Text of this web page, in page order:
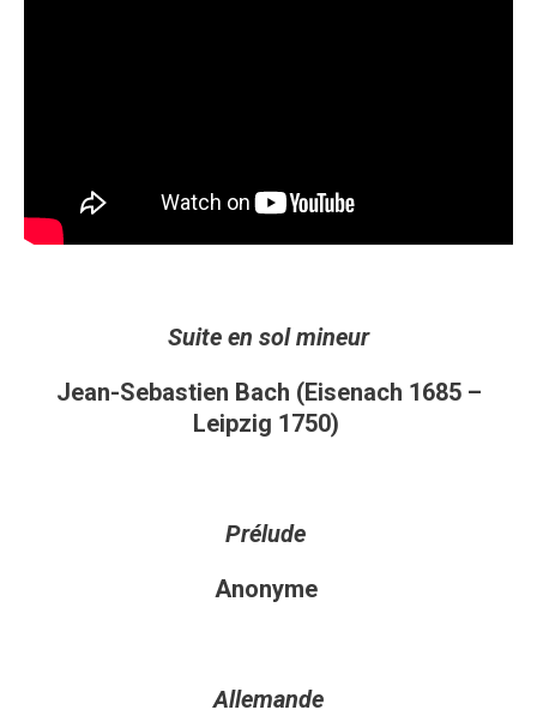
Suite en sol mineur
Jean-Sebastien Bach (Eisenach 1685 –
Leipzig 1750)
Prélude
Anonyme
Allemande